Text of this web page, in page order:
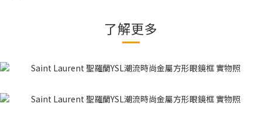
了解更多